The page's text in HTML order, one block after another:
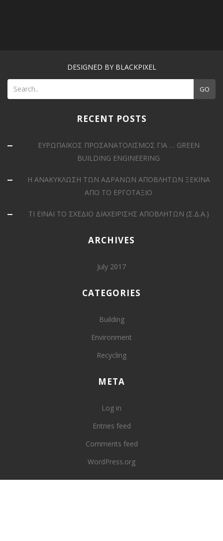
DESIGNED BY BLACKPIXEL
GO
RECENT POSTS
ΕΥΡΩΠΑΪΚΟΣ ΠΡΟΣΑΝΑΤΟΛΙΣΜΟΣ ΓΙΑ … GREEN
BUILDING ENGINEERING
Η ΑΝΑΚΥΚΛΩΣΗ ΤΩΝ ΑΔΡΑΝΩΝ ΑΠΟΒΛΗΤΩΝ ΞΕΚΙΝΑ
ΑΠΟ ΤΟ ΕΡΓΟΤΑΞΙΟ
ΤΙ ΕΙΝΑΙ ΤΟ ΣΧΕΔΙΟ ΔΙΑΧΕΙΡΙΣΗΣ ΑΠΟΒΛΗΤΩΝ (Σ.Δ.Α.)
ARCHIVES
July 2017
CATEGORIES
Building
Environment
Recycling
META
Log in
Entries feed
Comments feed
WordPress.org